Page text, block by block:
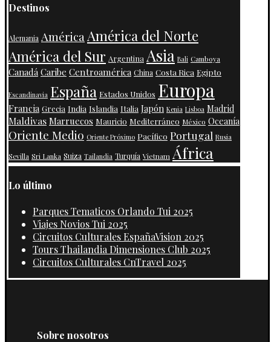
Destinos
Alemania AméricaAmérica del Norte
América del Sur Argentina Asia Bali Camboya
Canadá Caribe Centroamérica China Costa Rica Egipto
Escandinavia España Estados Unidos Europa
Francia Grecia India Islandia Italia Japón Kenia Lisboa Madrid
Maldivas Marruecos Mauricio Mediterráneo México Oceanía
Oriente Medio Oriente Próximo Pacífico Portugal Rusia
Sevilla Sri Lanka Suiza Tailandia Turquía Vietnam África
Lo último
Parques Tematicos Orlando Tui 2025
Viajes Novios Tui 2025
Circuitos Culturales EspañaVision 2025
Tours Thailandia Dimensiones Club 2025
Circuitos Culturales CnTravel 2025
Sobre nosotros